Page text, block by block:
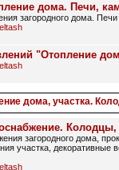
дома. Печи,
загородного дома.
"Отопление
дома, участка.
загородного дома,
участка, декоративные